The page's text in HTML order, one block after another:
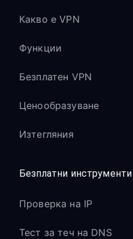
Какво е VPN
Функции
Безплатен VPN
Ценообразуване
Изтегляния
Безплатни инструменти
Проверка на IP
Тест за теч на DNS